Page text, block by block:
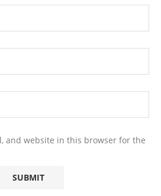
and website in this browser for the